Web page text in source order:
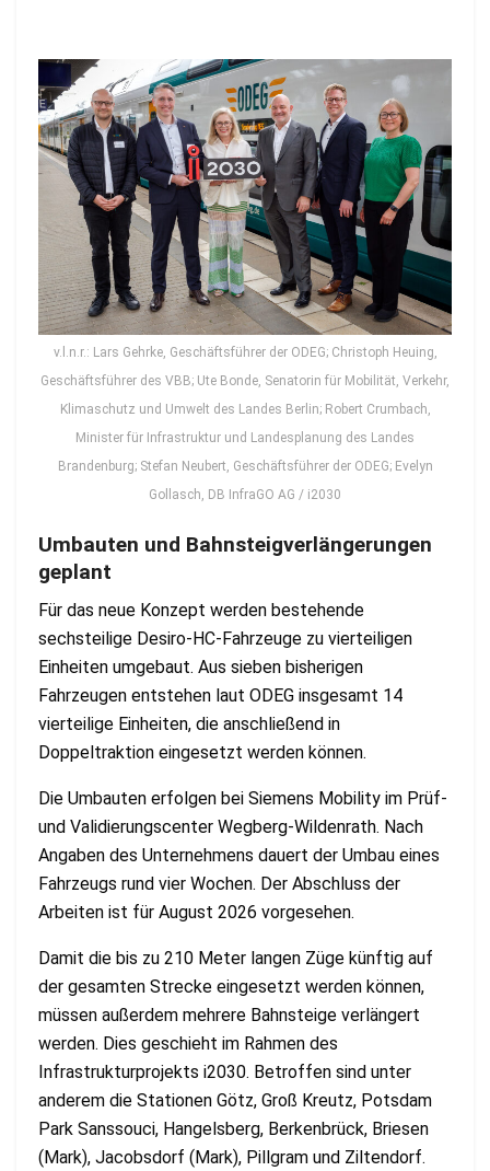
v.l.n.r.: Lars Gehrke, Geschäftsführer der ODEG; Christoph Heuing,
Geschäftsführer des VBB; Ute Bonde, Senatorin für Mobilität, Verkehr,
Klimaschutz und Umwelt des Landes Berlin; Robert Crumbach,
Minister für Infrastruktur und Landesplanung des Landes
Brandenburg; Stefan Neubert, Geschäftsführer der ODEG; Evelyn
Gollasch, DB InfraGO AG / i2030
Umbauten und Bahnsteigverlängerungen
geplant
Für das neue Konzept werden bestehende
sechsteilige Desiro-HC-Fahrzeuge zu vierteiligen
Einheiten umgebaut. Aus sieben bisherigen
Fahrzeugen entstehen laut ODEG insgesamt 14
vierteilige Einheiten, die anschließend in
Doppeltraktion eingesetzt werden können.
Die Umbauten erfolgen bei Siemens Mobility im Prüf-
und Validierungscenter Wegberg-Wildenrath. Nach
Angaben des Unternehmens dauert der Umbau eines
Fahrzeugs rund vier Wochen. Der Abschluss der
Arbeiten ist für August 2026 vorgesehen.
Damit die bis zu 210 Meter langen Züge künftig auf
der gesamten Strecke eingesetzt werden können,
müssen außerdem mehrere Bahnsteige verlängert
werden. Dies geschieht im Rahmen des
Infrastrukturprojekts i2030. Betroffen sind unter
anderem die Stationen Götz, Groß Kreutz, Potsdam
Park Sanssouci, Hangelsberg, Berkenbrück, Briesen
(Mark), Jacobsdorf (Mark), Pillgram und Ziltendorf.